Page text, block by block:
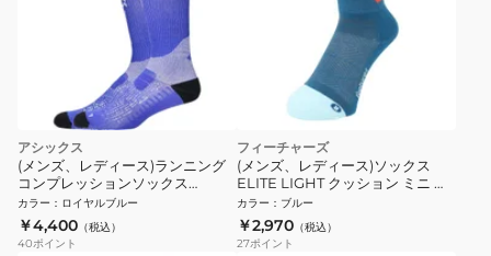
アシックス
(メンズ、レディース)ランニング
コンプレッションソックス
3013B344.400
カラー ： ロイヤルブルー
￥4,400 （税込）
40ポイント
フィーチャーズ
(メンズ、レディース)ソックス
ELITE LIGHT クッション ミニ ク
ルー 4400040163251
カラー ： ブルー
￥2,970 （税込）
27ポイント